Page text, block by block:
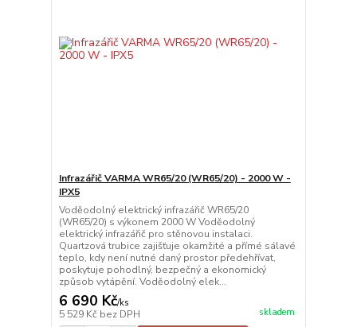
Infrazářič VARMA WR65/20 (WR65/20) - 2000 W -
IPX5
Voděodolný elektrický infrazářič WR65/20
(WR65/20) s výkonem 2000 W Voděodolný
elektrický infrazářič pro stěnovou instalaci.
Quartzová trubice zajišťuje okamžité a přímé sálavé
teplo, kdy není nutné daný prostor předehřívat,
poskytuje pohodlný, bezpečný a ekonomický
způsob vytápění. Voděodolný elek...
6 690 Kč/ks
5 529 Kč bez DPH skladem